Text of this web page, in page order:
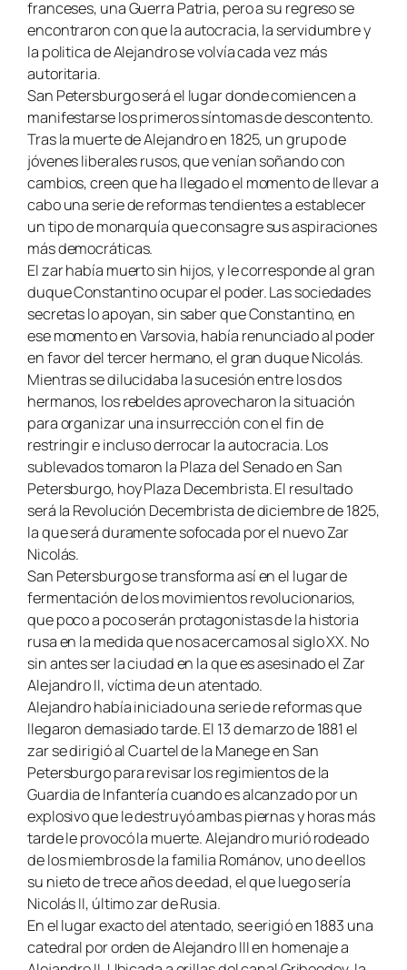
franceses, una Guerra Patria, pero a su regreso se
encontraron con que la autocracia, la servidumbre y
la politica de Alejandro se volvía cada vez más
autoritaria.
San Petersburgo será el lugar donde comiencen a
manifestarse los primeros síntomas de descontento.
Tras la muerte de Alejandro en 1825, un grupo de
jóvenes liberales rusos, que venían soñando con
cambios, creen que ha llegado el momento de llevar a
cabo una serie de reformas tendientes a establecer
un tipo de monarquía que consagre sus aspiraciones
más democráticas.
El zar había muerto sin hijos, y le corresponde al gran
duque Constantino ocupar el poder. Las sociedades
secretas lo apoyan, sin saber que Constantino, en
ese momento en Varsovia, había renunciado al poder
en favor del tercer hermano, el gran duque Nicolás.
Mientras se dilucidaba la sucesión entre los dos
hermanos, los rebeldes aprovecharon la situación
para organizar una insurrección con el fin de
restringir e incluso derrocar la autocracia. Los
sublevados tomaron la Plaza del Senado en San
Petersburgo, hoy Plaza Decembrista. El resultado
será la Revolución Decembrista de diciembre de 1825,
la que será duramente sofocada por el nuevo Zar
Nicolás.
San Petersburgo se transforma así en el lugar de
fermentación de los movimientos revolucionarios,
que poco a poco serán protagonistas de la historia
rusa en la medida que nos acercamos al siglo XX. No
sin antes ser la ciudad en la que es asesinado el Zar
Alejandro II, víctima de un atentado.
Alejandro había iniciado una serie de reformas que
llegaron demasiado tarde. El 13 de marzo de 1881 el
zar se dirigió al Cuartel de la Manege en San
Petersburgo para revisar los regimientos de la
Guardia de Infantería cuando es alcanzado por un
explosivo que le destruyó ambas piernas y horas más
tarde le provocó la muerte. Alejandro murió rodeado
de los miembros de la familia Románov, uno de ellos
su nieto de trece años de edad, el que luego sería
Nicolás II, último zar de Rusia.
En el lugar exacto del atentado, se erigió en 1883 una
catedral por orden de Alejandro III en homenaje a